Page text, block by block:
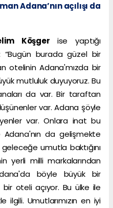
Adana’nın açılışı da
Köşger ise yaptığı
“Bugün burada güzel bir
otelinin Adana'mızda bir
mutluluk duyuyoruz. Bu
da var. Bir taraftan
var. Adana şöyle
var. Onlara inat bu
Adana'nın da gelişmekte
umutla baktığını
yerli milli markalarından
böyle büyük bir
bir oteli açıyor. Bu ülke ile
ilgili. Umutlarımızın en iyi